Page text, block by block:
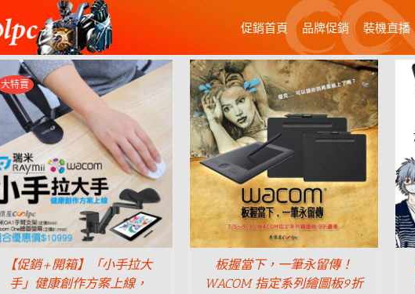
促銷首頁 品牌促銷 裝機直播
大特賣
【促銷+開箱】「小手拉大
手」健康創作方案上線，
板握當下，一筆永留傳！
WACOM 指定系列繪圖板9折